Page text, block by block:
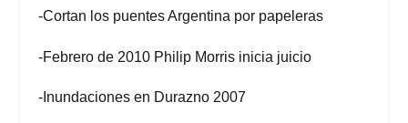
-Cortan los puentes Argentina por papeleras
-Febrero de 2010 Philip Morris inicia juicio
-Inundaciones en Durazno 2007